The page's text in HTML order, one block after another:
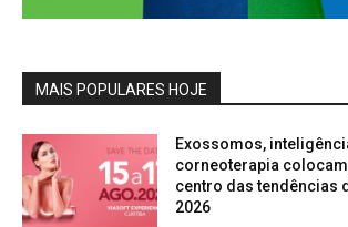
MAIS POPULARES HOJE
Exossomos,
corneoterapia
centro das tendências
2026